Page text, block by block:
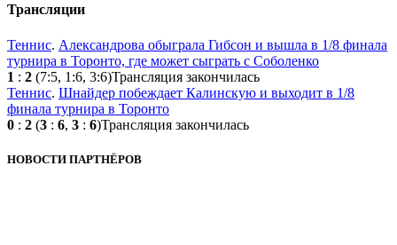
Трансляции
Теннис. Александрова обыграла Гибсон и вышла в 1/8 финала
турнира в Торонто, где может сыграть с Соболенко
1 : 2 (7:5, 1:6, 3:6)Трансляция закончилась
Теннис. Шнайдер побеждает Калинскую и выходит в 1/8
финала турнира в Торонто
0 : 2 (3 : 6, 3 : 6)Трансляция закончилась
НОВОСТИ ПАРТНЁРОВ